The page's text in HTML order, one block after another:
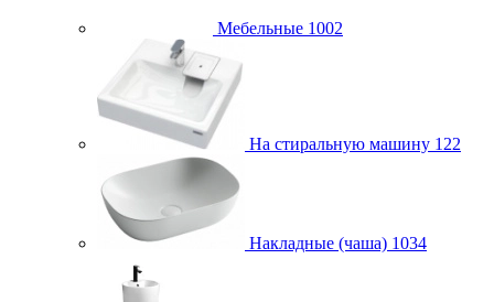
Мебельные 1002
На стиральную машину 122
Накладные (чаша) 1034